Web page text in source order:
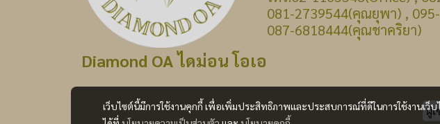
เว็บไซต์นี้มีการใช้งานคุกกี้ เพื่อเพิ่มประสิทธิภาพและประสบการณ์ที่ดีในการใช้งานเว็
Diamond OA ไดม่อน โอเอ
081-2739544(คุณยุพา) ,
087-6818444(คุณชาคริยา)
ผู้